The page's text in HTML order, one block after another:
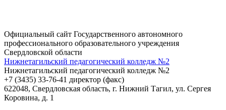
Официальный сайт Государственного автономного
профессионального образовательного учреждения
Свердловской области
Нижнетагильский педагогический колледж №2
Нижнетагильский педагогический колледж №2
+7 (3435) 33-76-41 директор (факс)
622048, Свердловская область, г. Нижний Тагил, ул. Сергея
Коровина, д. 1